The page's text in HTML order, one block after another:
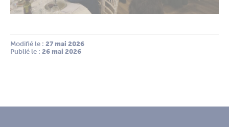
Modifié le : 27 mai 2026
Publié le : 26 mai 2026